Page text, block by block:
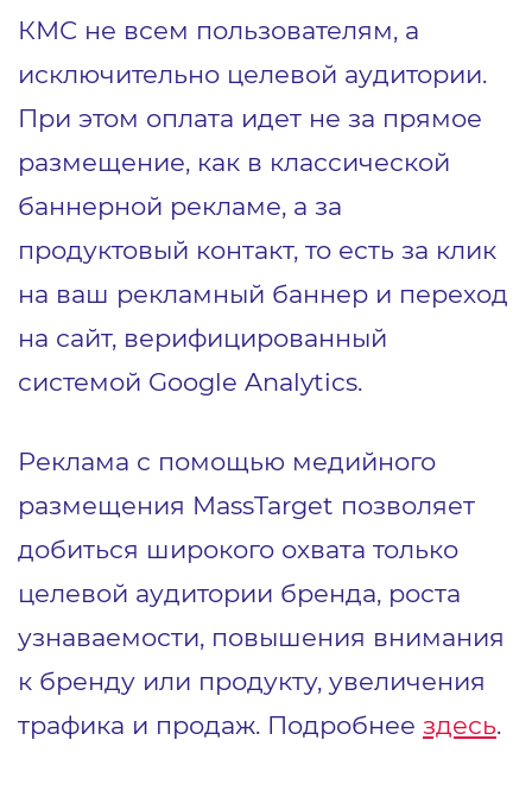
КМС не всем пользователям, а
исключительно целевой аудитории.
При этом оплата идет не за прямое
размещение, как в классической
баннерной рекламе, а за
продуктовый контакт, то есть за клик
на ваш рекламный баннер и переход
на сайт, верифицированный
системой Google Analytics.
Реклама с помощью медийного
размещения MassTarget позволяет
добиться широкого охвата только
целевой аудитории бренда, роста
узнаваемости, повышения внимания
к бренду или продукту, увеличения
трафика и продаж. Подробнее здесь.